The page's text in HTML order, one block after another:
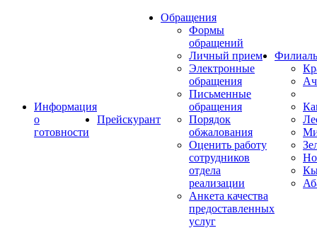
Информация
о
готовности
Прейскурант
Обращения
Формы
обращений
Личный прием
Электронные
обращения
Письменные
обращения
Порядок
обжалования
Оценить работу
сотрудников
отдела
реализации
Анкета качества
предоставленных
услуг